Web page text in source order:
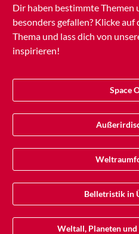
Dir haben bestimmte Themen
besonders gefallen? Klicke
Thema und lass dich von
inspirieren!
Space
Belletristik in
Weltall, Planeten